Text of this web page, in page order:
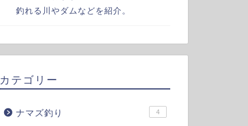
釣れる川やダムなどを紹介。
カテゴリー
ナマズ釣り 4